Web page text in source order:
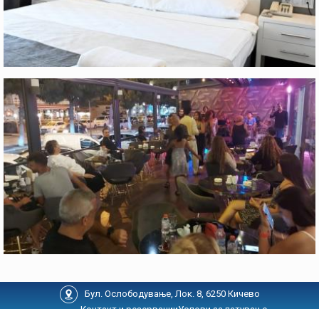
Бул. Ослободување, Лок. 8, 6250 Кичево